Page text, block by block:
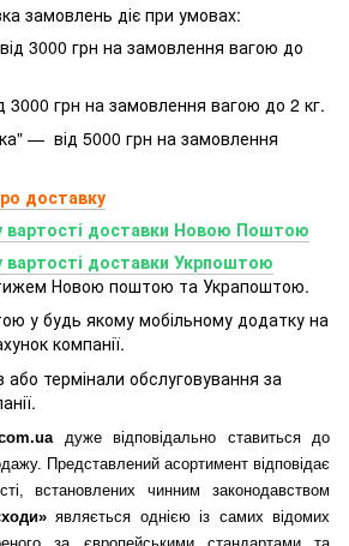
замовлень діє при умовах:
3000 грн на замовлення вагою до
грн на замовлення вагою до 2 кг.
— від 5000 грн на замовлення
доставку
вартості доставки Новою Поштою
вартості доставки Укрпоштою
Новою поштою та Украпоштою.
у будь якому мобільному додатку на
компанії.
або термінали обслуговування за
дуже відповідально ставиться до
Представлений асортимент відповідає
встановлених чинним законодавством
являється однією із самих відомих